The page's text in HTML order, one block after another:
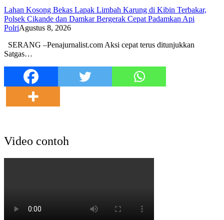
Lahan Kosong Bekas Lapak Limbah Karung di Kibin Terbakar,
Polsek Cikande dan Damkar Bergerak Cepat Padamkan Api
PolriAgustus 8, 2026
SERANG –Penajurnalist.com Aksi cepat terus ditunjukkan
Satgas…
Video contoh